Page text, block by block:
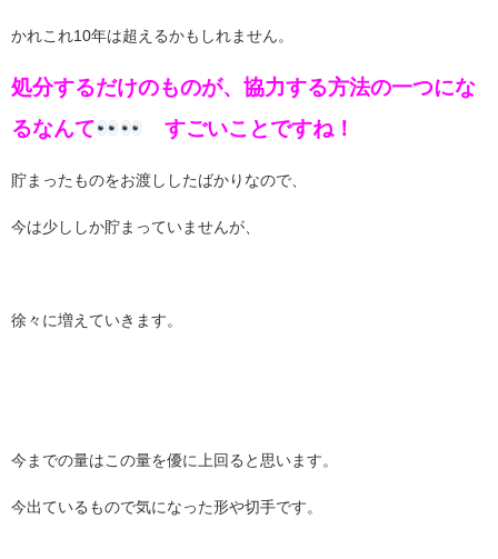
かれこれ10年は超えるかもしれません。
処分するだけのものが、協力する方法の一つにな
るなんて
すごいことですね！
貯まったものをお渡ししたばかりなので、
今は少ししか貯まっていませんが、
徐々に増えていきます。
今までの量はこの量を優に上回ると思います。
今出ているもので気になった形や切手です。